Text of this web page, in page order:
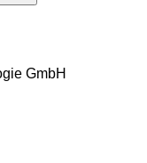
GmbH